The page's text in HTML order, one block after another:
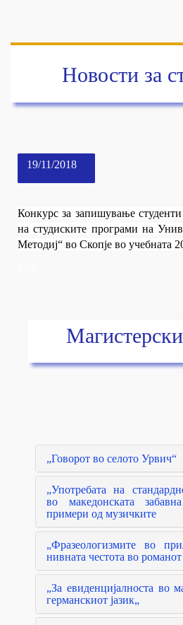
Новости за
19/11/2018
Конкурс за запишување
на студиските програми на
Методиј“ во Скопје во учебната
„Говорот во селото Урвич“
„Употребата на
во македонската
примери од музичките
„Фразеологизмите во
нивната честота во
„За евиденцијалноста во
германскиот јазик„